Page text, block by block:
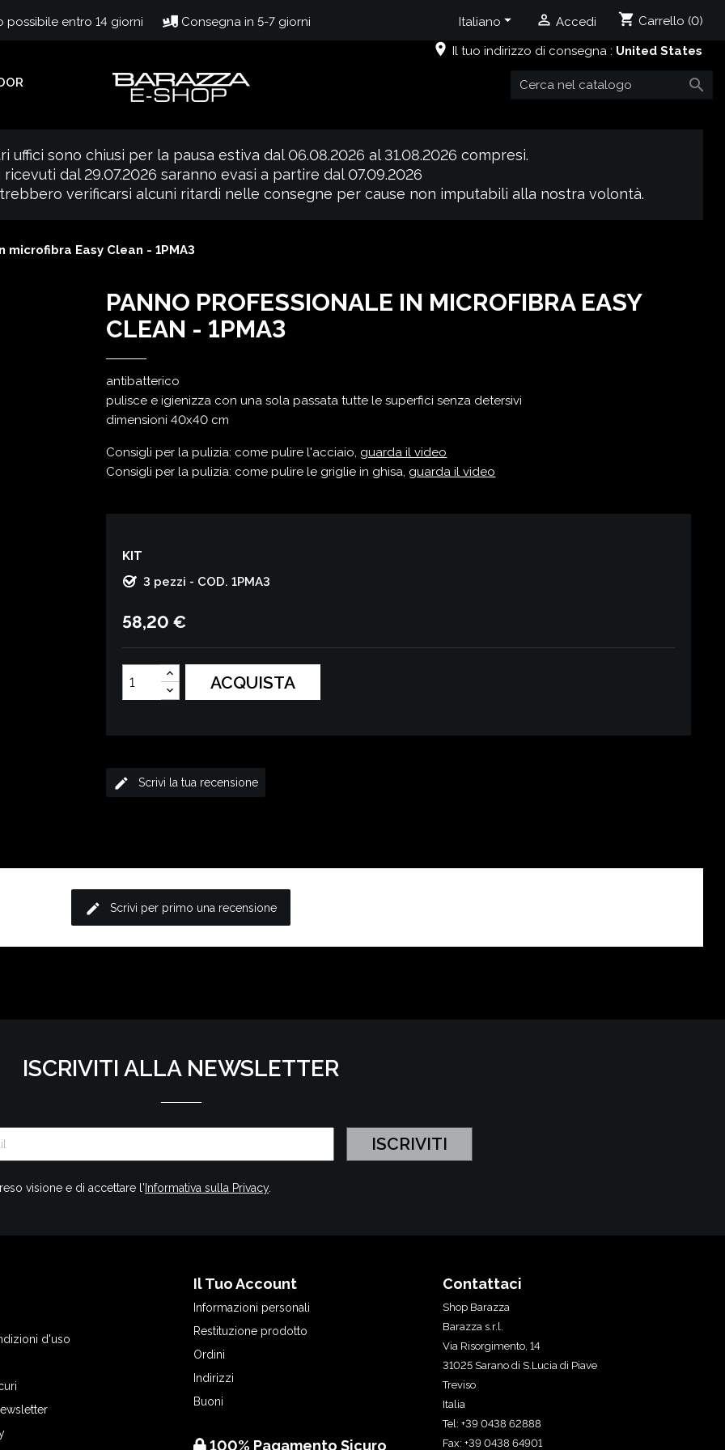
possibile entro 14 giorni Consegna in 5-7 giorni Italiano  Accedi shopping_cart Carrello (0)
place Il tuo indirizzo di consegna : United States

uffici sono chiusi per la pausa estiva dal 06.08.2026 al 31.08.2026 compresi.
ricevuti dal 29.07.2026 saranno evasi a partire dal 07.09.2026
verificarsi alcuni ritardi nelle consegne per cause non imputabili alla nostra volontà.
Easy Clean - 1PMA3
PANNO PROFESSIONALE IN MICROFIBRA EASY
CLEAN - 1PMA3
antibatterico
pulisce e igienizza con una sola passata tutte le superfici senza detersivi
dimensioni 40x40 cm
Consigli per la pulizia: come pulire l'acciaio, guarda il video
Consigli per la pulizia: come pulire le griglie in ghisa, guarda il video
KIT
3 pezzi - COD. 1PMA3
58,20 €
ACQUISTA
edit Scrivi la tua recensione
edit Scrivi per primo una recensione
ISCRIVITI ALLA NEWSLETTER
visione e di accettare l' Informativa sulla Privacy.
d'uso
Il Tuo Account
Informazioni personali
Restituzione prodotto
Ordini
Indirizzi
Buoni
100% Pagamento Sicuro
Contattaci
Shop Barazza
Barazza s.r.l.
Via Risorgimento, 14
31025 Sarano di S.Lucia di Piave
Treviso
Italia
Tel: +39 0438 62888
Fax: +39 0438 64901